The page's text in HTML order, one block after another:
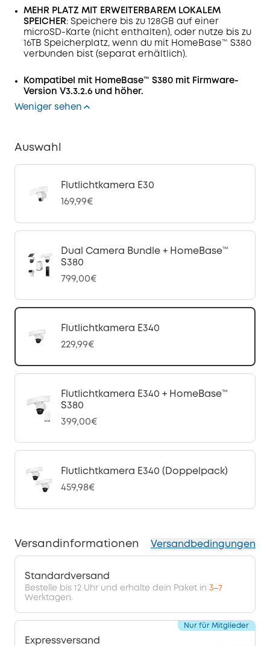
MEHR PLATZ MIT ERWEITERBAREM LOKALEM
SPEICHER: Speichere bis zu 128GB auf einer
microSD-Karte (nicht enthalten), oder nutze bis zu
16TB Speicherplatz, wenn du mit HomeBase™ S380
verbunden bist (separat erhältlich).
Kompatibel mit HomeBase™ S380 mit Firmware-
Version V3.3.2.6 und höher.
Weniger sehen
Auswahl
Flutlichtkamera E30
169,99€
Dual Camera Bundle + HomeBase™
S380
799,00€
Flutlichtkamera E340
229,99€
Flutlichtkamera E340 + HomeBase™
S380
399,00€
Flutlichtkamera E340 (Doppelpack)
459,98€
Versandinformationen Versandbedingungen
Standardversand
Bestelle bis 12 Uhr und erhalte dein Paket in 3–7
Werktagen.
Expressversand
Nur für Mitglieder